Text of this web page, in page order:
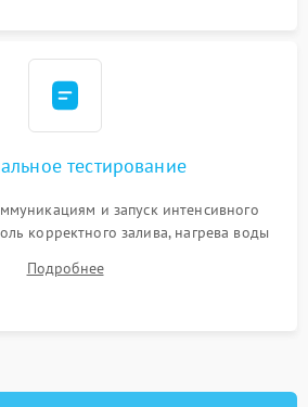
тестирование
и запуск интенсивного
корректного залива, нагрева воды
отсутствия посторонних шумов,
и абсолютной сухости в поддоне.
Подробнее